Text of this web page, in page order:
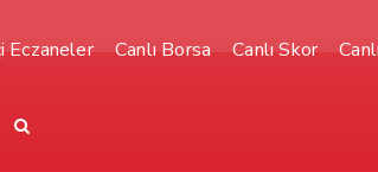
Eczaneler Canlı Borsa Canlı Skor